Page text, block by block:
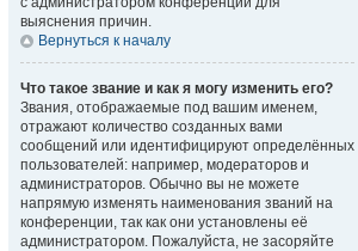
выяснения причин.
Вернуться к началу
Что такое звание и как я могу изменить его?
Звания, отображаемые под вашим именем,
отражают количество созданных вами
сообщений или идентифицируют определённых
пользователей: например, модераторов и
администраторов. Обычно вы не можете
напрямую изменять наименования званий на
конференции, так как они установлены её
администратором. Пожалуйста, не засоряйте